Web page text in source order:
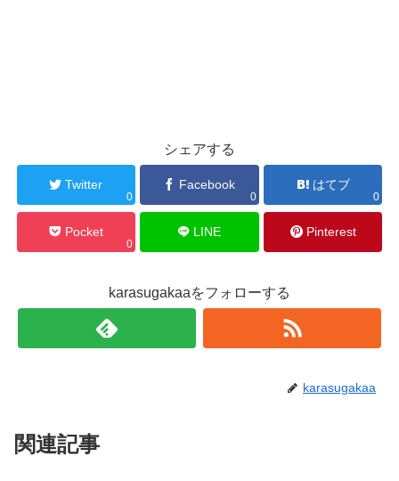
シェアする
Twitter
0
Facebook
0
はてブ
0
Pocket
0
LINE Pinterest
karasugakaaをフォローする
karasugakaa
関連記事